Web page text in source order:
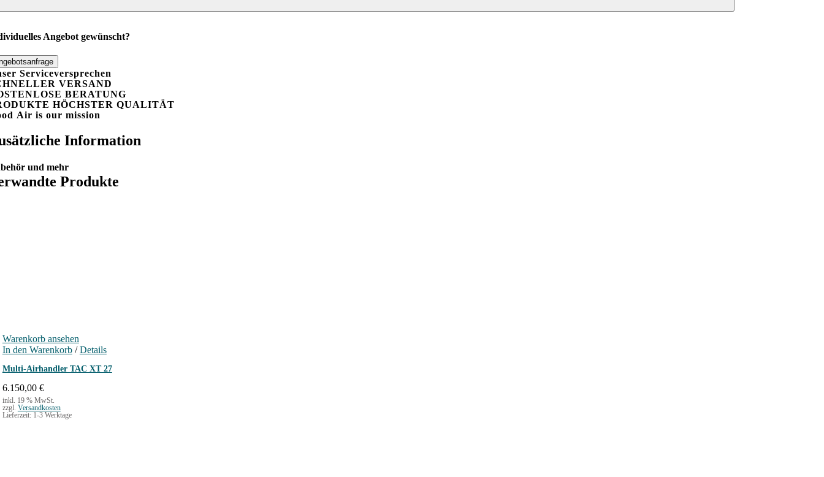
Angebot gewünscht?
Serviceversprechen
VERSAND
BERATUNG
HÖCHSTER QUALITÄT
Air is our mission
Information
und mehr
Produkte
Warenkorb ansehen
In den Warenkorb / Details
Multi-Airhandler TAC XT 27
6.150,00 €
inkl. 19 % MwSt.
zzgl. Versandkosten
Lieferzeit: 1-3 Werktage